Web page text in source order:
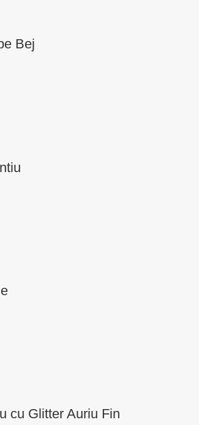
Bej
cu Glitter Auriu Fin